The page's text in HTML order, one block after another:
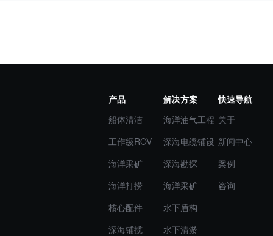
产品
船体清洁
工作级ROV
海洋采矿
海洋打捞
核心配件
深海铺揽
解决方案
海洋油气工程
深海电缆铺设
深海勘探
海洋采矿
水下盾构
水下清淤
快速导航
关于
新闻中心
案例
咨询